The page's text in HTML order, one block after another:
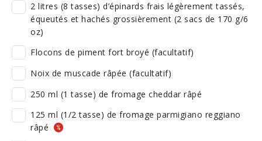
2 litres (8 tasses) d’épinards frais légèrement tassés,
équeutés et hachés grossièrement (2 sacs de 170 g/6
oz)
Flocons de piment fort broyé (facultatif)
Noix de muscade râpée (facultatif)
250 ml (1 tasse) de fromage cheddar râpé
125 ml (1/2 tasse) de fromage parmigiano reggiano
râpé